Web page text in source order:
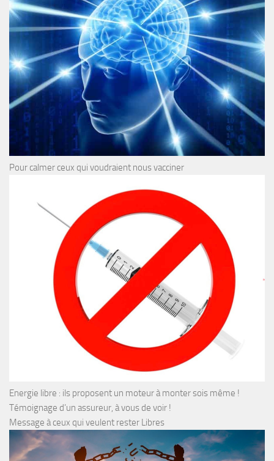
Pour calmer ceux qui voudraient nous vacciner
Energie libre : ils proposent un moteur à monter sois même !
Témoignage d’un assureur, à vous de voir !
Message à ceux qui veulent rester Libres